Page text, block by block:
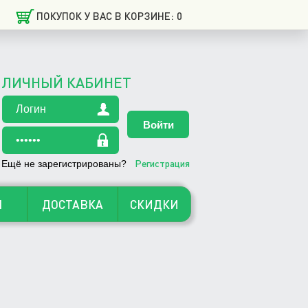
ПОКУПОК У ВАС В КОРЗИНЕ: 0
ЛИЧНЫЙ КАБИНЕТ
Ещё не зарегистрированы? Регистрация
ДОСТАВКА СКИДКИ